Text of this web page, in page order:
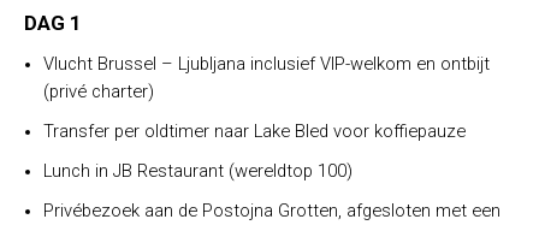
DAG 1
Vlucht Brussel – Ljubljana inclusief VIP-welkom en ontbijt
(privé charter)
Transfer per oldtimer naar Lake Bled voor koffiepauze
Lunch in JB Restaurant (wereldtop 100)
Privébezoek aan de Postojna Grotten, afgesloten met een